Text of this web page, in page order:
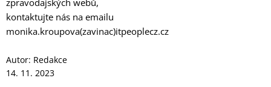
kontaktujte nás na emailu
monika.kroupova(zavinac)itpeoplecz.cz
Autor: Redakce
14. 11. 2023